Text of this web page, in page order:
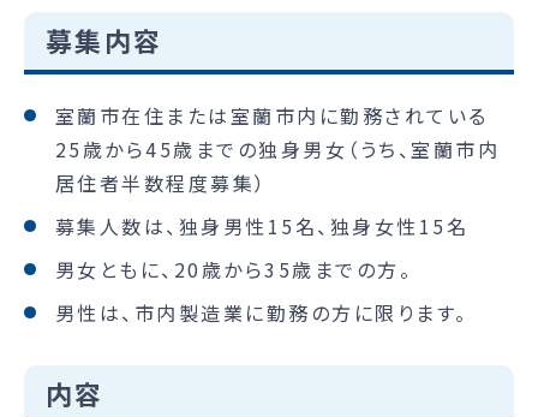
募集内容
室蘭市在住または室蘭市内に勤務されている
25歳から45歳までの独身男女（うち、室蘭市内
居住者半数程度募集）
募集人数は、独身男性15名、独身女性15名
男女ともに、20歳から35歳までの方。
男性は、市内製造業に勤務の方に限ります。
内容